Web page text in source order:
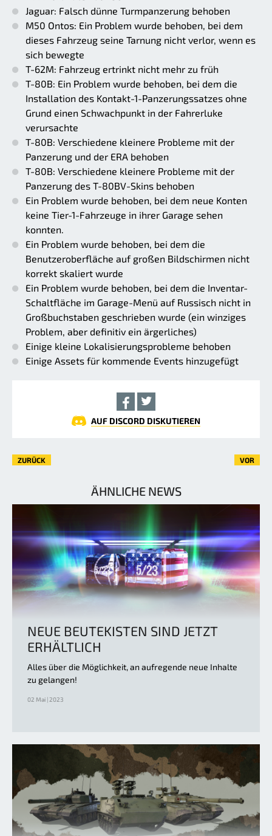
Jaguar: Falsch dünne Turmpanzerung behoben
M50 Ontos: Ein Problem wurde behoben, bei dem
dieses Fahrzeug seine Tarnung nicht verlor, wenn es
sich bewegte
T-62M: Fahrzeug ertrinkt nicht mehr zu früh
T-80B: Ein Problem wurde behoben, bei dem die
Installation des Kontakt-1-Panzerungssatzes ohne
Grund einen Schwachpunkt in der Fahrerluke
verursachte
T-80B: Verschiedene kleinere Probleme mit der
Panzerung und der ERA behoben
T-80B: Verschiedene kleinere Probleme mit der
Panzerung des T-80BV-Skins behoben
Ein Problem wurde behoben, bei dem neue Konten
keine Tier-1-Fahrzeuge in ihrer Garage sehen
konnten.
Ein Problem wurde behoben, bei dem die
Benutzeroberfläche auf großen Bildschirmen nicht
korrekt skaliert wurde
Ein Problem wurde behoben, bei dem die Inventar-
Schaltfläche im Garage-Menü auf Russisch nicht in
Großbuchstaben geschrieben wurde (ein winziges
Problem, aber definitiv ein ärgerliches)
Einige kleine Lokalisierungsprobleme behoben
Einige Assets für kommende Events hinzugefügt
AUF DISCORD DISKUTIEREN
ZURÜCK VOR
ÄHNLICHE NEWS
NEUE BEUTEKISTEN SIND JETZT
ERHÄLTLICH
Alles über die Möglichkeit, an aufregende neue Inhalte
zu gelangen!
02 Mai | 2023